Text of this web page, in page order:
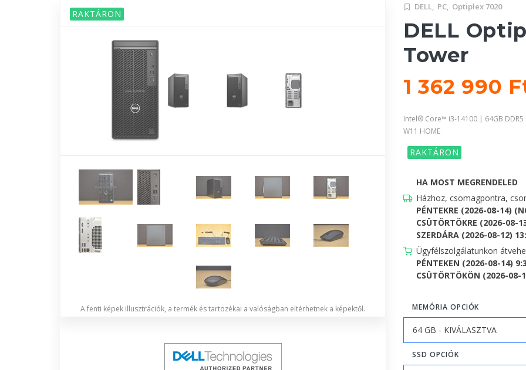
RAKTÁRON
A fenti képek illusztrációk, a termék és tartozékai a valóságban eltérhetnek a képektől.
DELL, PC, Optiplex 7020
DELL
Tower
1 362 990
Intel® Core™ i3-14100 | 64GB
W11 HOME
RAKTÁRON
HA MOST MEGRENDELED
Házhoz, csomagpontra,
PÉNTEKRE (2026-08-14)
CSÜTÖRTÖKRE (2026-08-
SZERDÁRA (2026-08-12)
Ügyfélszolgálatunkon
PÉNTEKEN (2026-08-14)
CSÜTÖRTÖKÖN (2026-08-
MEMÓRIA OPCIÓK
SSD OPCIÓK